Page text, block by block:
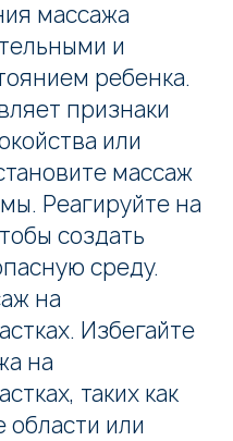
массажа
и
ребенка.
признаки
или
массаж
Реагируйте на
создать
среду.
на
Избегайте
на
таких как
области или